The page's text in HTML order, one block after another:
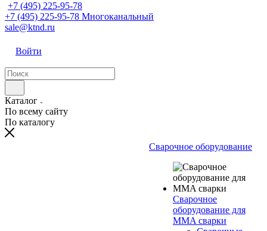
+7 (495) 225-95-78
+7 (495) 225-95-78 Многоканальный
sale@ktnd.ru
Войти
Каталог
По всему сайту
По каталогу
Сварочное оборудование
Сварочное
оборудование для
MMA сварки